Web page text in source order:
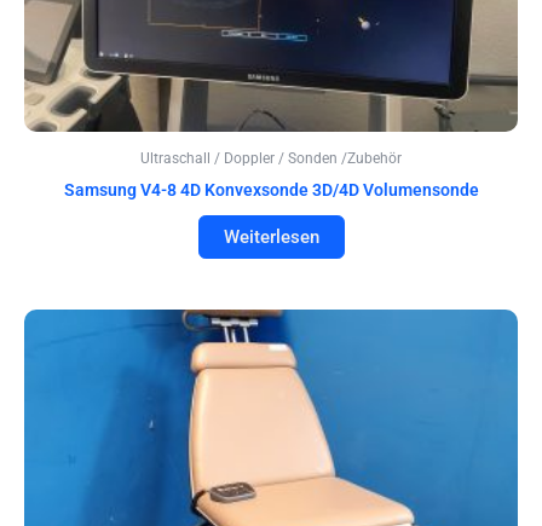
Ultraschall / Doppler / Sonden /Zubehör
Samsung V4-8 4D Konvexsonde 3D/4D Volumensonde
Weiterlesen